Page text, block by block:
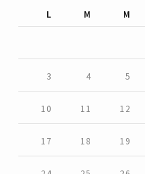
L
M M
3 4 5
10 11 12
17 18 19